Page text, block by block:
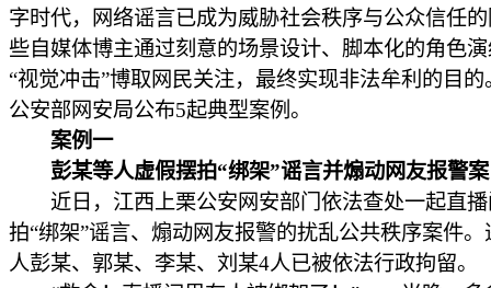
字时代，网络谣言已成为威胁社会秩序与公众信任
些自媒体博主通过刻意的场景设计、脚本化的角色
“视觉冲击”博取网民关注，最终实现非法牟利的目的
公安部网安局公布5起典型案例。
案例一
彭某等人虚假摆拍“绑架”谣言并煽动网友报警案
近日，江西上栗公安网安部门依法查处一起直播
拍“绑架”谣言、煽动网友报警的扰乱公共秩序案件。
人彭某、郭某、李某、刘某4人已被依法行政拘留。